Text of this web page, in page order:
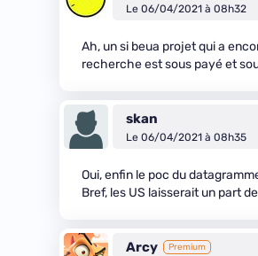
Le 06/04/2021 à 08h32
Ah, un si beua projet qui a
recherche est sous payé et
skan
Le 06/04/2021 à 08h35
Oui, enfin le poc du
Bref, les US laisserait un part
Arcy Premium